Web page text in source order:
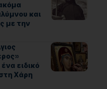
και
με την
ειδικό
Χάρη